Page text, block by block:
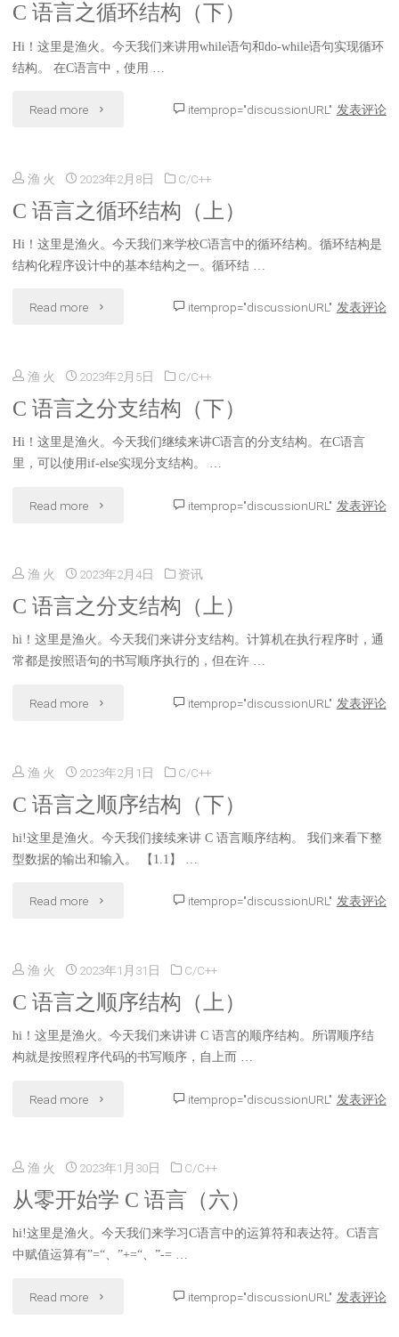
分
支
C 语言之循环结构（下）
Hi！这里是渔火。今天我们来讲用while语句和do-while语句实现循环
结构。 在C语言中，使用 …
Read more "C
言
之
循
itemprop="discussionURL" 发表评论
渔 火 2023年2月8日 C/C++
C 语言之循环结构（上）
Hi！这里是渔火。今天我们来学校C语言中的循环结构。循环结构是
结构化程序设计中的基本结构之一。循环结 …
Read more "C
言
之
循
itemprop="discussionURL" 发表评论
渔 火 2023年2月5日 C/C++
C 语言之分支结构（下）
Hi！这里是渔火。今天我们继续来讲C语言的分支结构。在C语言
里，可以使用if-else实现分支结构。 …
Read more "C
言
之
分
itemprop="discussionURL" 发表评论
渔 火 2023年2月4日 资讯
C 语言之分支结构（上）
hi！这里是渔火。今天我们来讲分支结构。计算机在执行程序时，通
常都是按照语句的书写顺序执行的，但在许 …
Read more "C
言
之
分
itemprop="discussionURL" 发表评论
渔 火 2023年2月1日 C/C++
C 语言之顺序结构（下）
hi!这里是渔火。今天我们接续来讲 C 语言顺序结构。 我们来看下整
型数据的输出和输入。 【1.1】 …
Read more "C
言
之
顺
itemprop="discussionURL" 发表评论
渔 火 2023年1月31日 C/C++
C 语言之顺序结构（上）
hi！这里是渔火。今天我们来讲讲 C 语言的顺序结构。所谓顺序结
构就是按照程序代码的书写顺序，自上而 …
Read more "C
言
之
顺
itemprop="discussionURL" 发表评论
渔 火 2023年1月30日 C/C++
从零开始学 C 语言（六）
hi!这里是渔火。今天我们来学习C语言中的运算符和表达符。C语言
中赋值运算有”=“、”+=“、”-= …
Read more "从 itemprop="discussionURL" 发表评论